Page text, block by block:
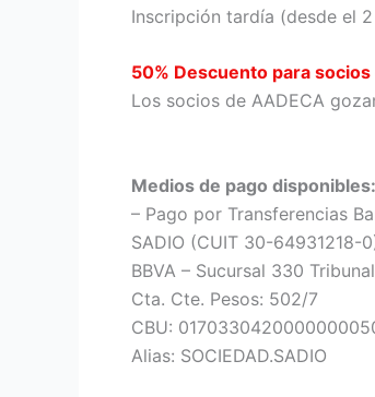
Inscripción tardía (desde el
50% Descuento para
Los socios de AADECA
Medios de pago disponibles:
– Pago por Transferencias
SADIO (CUIT 30-64931218-
BBVA – Sucursal 330
Cta. Cte. Pesos: 502/7
CBU:
Alias: SOCIEDAD.SADIO